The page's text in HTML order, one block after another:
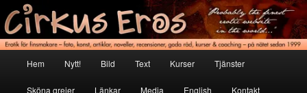
Hoppa
till
primärt
innehåll
Hoppa
till
sekundärt
innehållCirkus Eros
Erotik för finsmakare
Hem Nytt! Bild Text Kurser Tjänster
Sköna grejer Länkar Media English Kontakt